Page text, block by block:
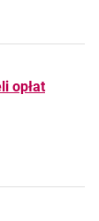
opłat